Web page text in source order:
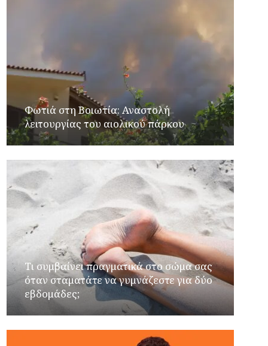
Φωτιά στη Βοιωτία: Αναστολή
λειτουργίας του αιολικού πάρκου
Τι συμβαίνει πραγματικά στο σώμα σας
όταν σταματάτε να γυμνάζεστε για δύο
εβδομάδες;